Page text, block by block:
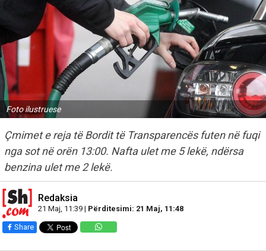
Foto ilustruese
Çmimet e reja të Bordit të Transparencës futen në fuqi
nga sot në orën 13:00. Nafta ulet me 5 lekë, ndërsa
benzina ulet me 2 lekë.
Redaksia
21 Maj, 11:39 | Përditesimi: 21 Maj, 11:48
Share